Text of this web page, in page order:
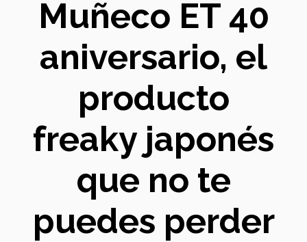
Muñeco ET 40
aniversario, el
producto
freaky japonés
que no te
puedes perder